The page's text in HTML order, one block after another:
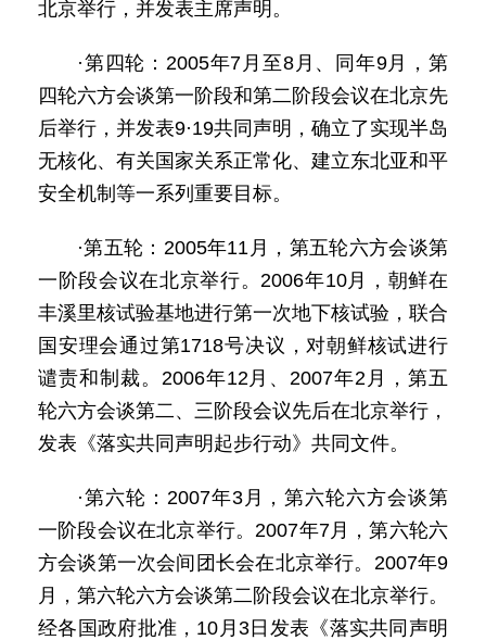
北京举行，并发表主席声明。
·第四轮：2005年7月至8月、同年9月，第
四轮六方会谈第一阶段和第二阶段会议在北京先
后举行，并发表9·19共同声明，确立了实现半岛
无核化、有关国家关系正常化、建立东北亚和平
安全机制等一系列重要目标。
·第五轮：2005年11月，第五轮六方会谈第
一阶段会议在北京举行。2006年10月，朝鲜在
丰溪里核试验基地进行第一次地下核试验，联合
国安理会通过第1718号决议，对朝鲜核试进行
谴责和制裁。2006年12月、2007年2月，第五
轮六方会谈第二、三阶段会议先后在北京举行，
发表《落实共同声明起步行动》共同文件。
·第六轮：2007年3月，第六轮六方会谈第
一阶段会议在北京举行。2007年7月，第六轮六
方会谈第一次会间团长会在北京举行。2007年9
月，第六轮六方会谈第二阶段会议在北京举行。
经各国政府批准，10月3日发表《落实共同声明